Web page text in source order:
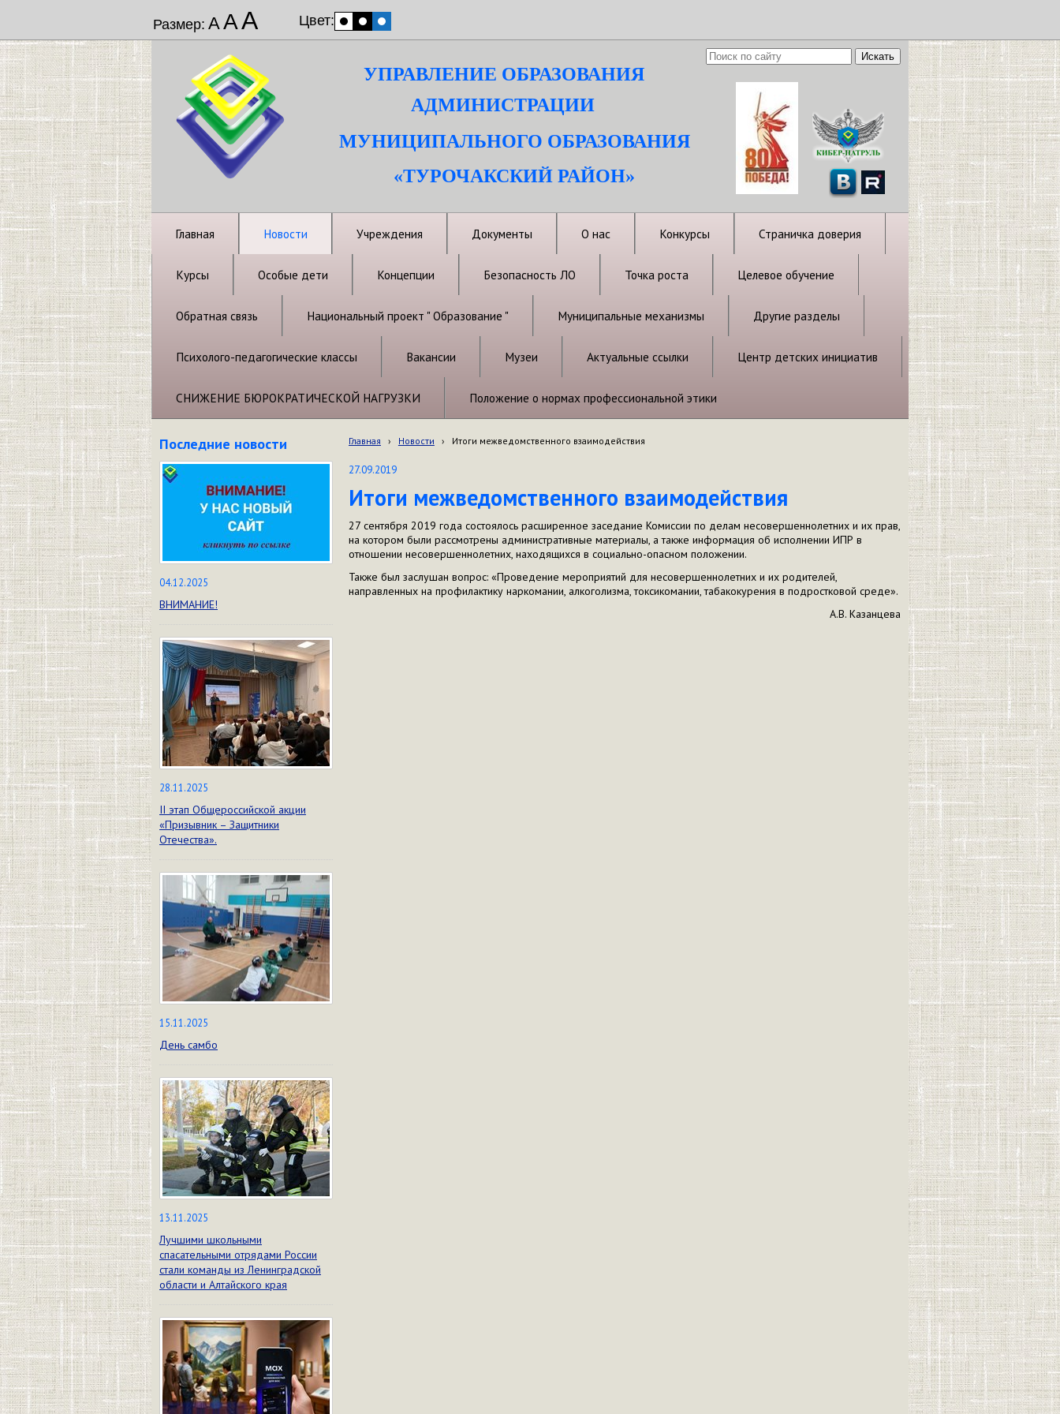
Размер: ААА Цвет:
УПРАВЛЕНИЕ ОБРАЗОВАНИЯ
АДМИНИСТРАЦИИ
МУНИЦИПАЛЬНОГО ОБРАЗОВАНИЯ
«ТУРОЧАКСКИЙ РАЙОН»
Главная Новости Учреждения Документы О нас Конкурсы Страничка доверия
Курсы Особые дети Концепции Безопасность ЛО Точка роста Целевое обучение
Обратная связь Национальный проект " Образование " Муниципальные механизмы Другие разделы
Психолого-педагогические классы Вакансии Музеи Актуальные ссылки Центр детских инициатив
СНИЖЕНИЕ БЮРОКРАТИЧЕСКОЙ НАГРУЗКИ Положение о нормах профессиональной этики
Последние новости
04.12.2025
ВНИМАНИЕ!
28.11.2025
II этап Общероссийской акции
«Призывник – Защитники
Отечества».
15.11.2025
День самбо
13.11.2025
Лучшими школьными
спасательными отрядами России
стали команды из Ленинградской
области и Алтайского края
Главная › Новости › Итоги межведомственного взаимодействия
27.09.2019
Итоги межведомственного взаимодействия
27 сентября 2019 года состоялось расширенное заседание Комиссии по делам несовершеннолетних и их прав,
на котором были рассмотрены административные материалы, а также информация об исполнении ИПР в
отношении несовершеннолетних, находящихся в социально-опасном положении.
Также был заслушан вопрос: «Проведение мероприятий для несовершеннолетних и их родителей,
направленных на профилактику наркомании, алкоголизма, токсикомании, табакокурения в подростковой среде».
А.В. Казанцева